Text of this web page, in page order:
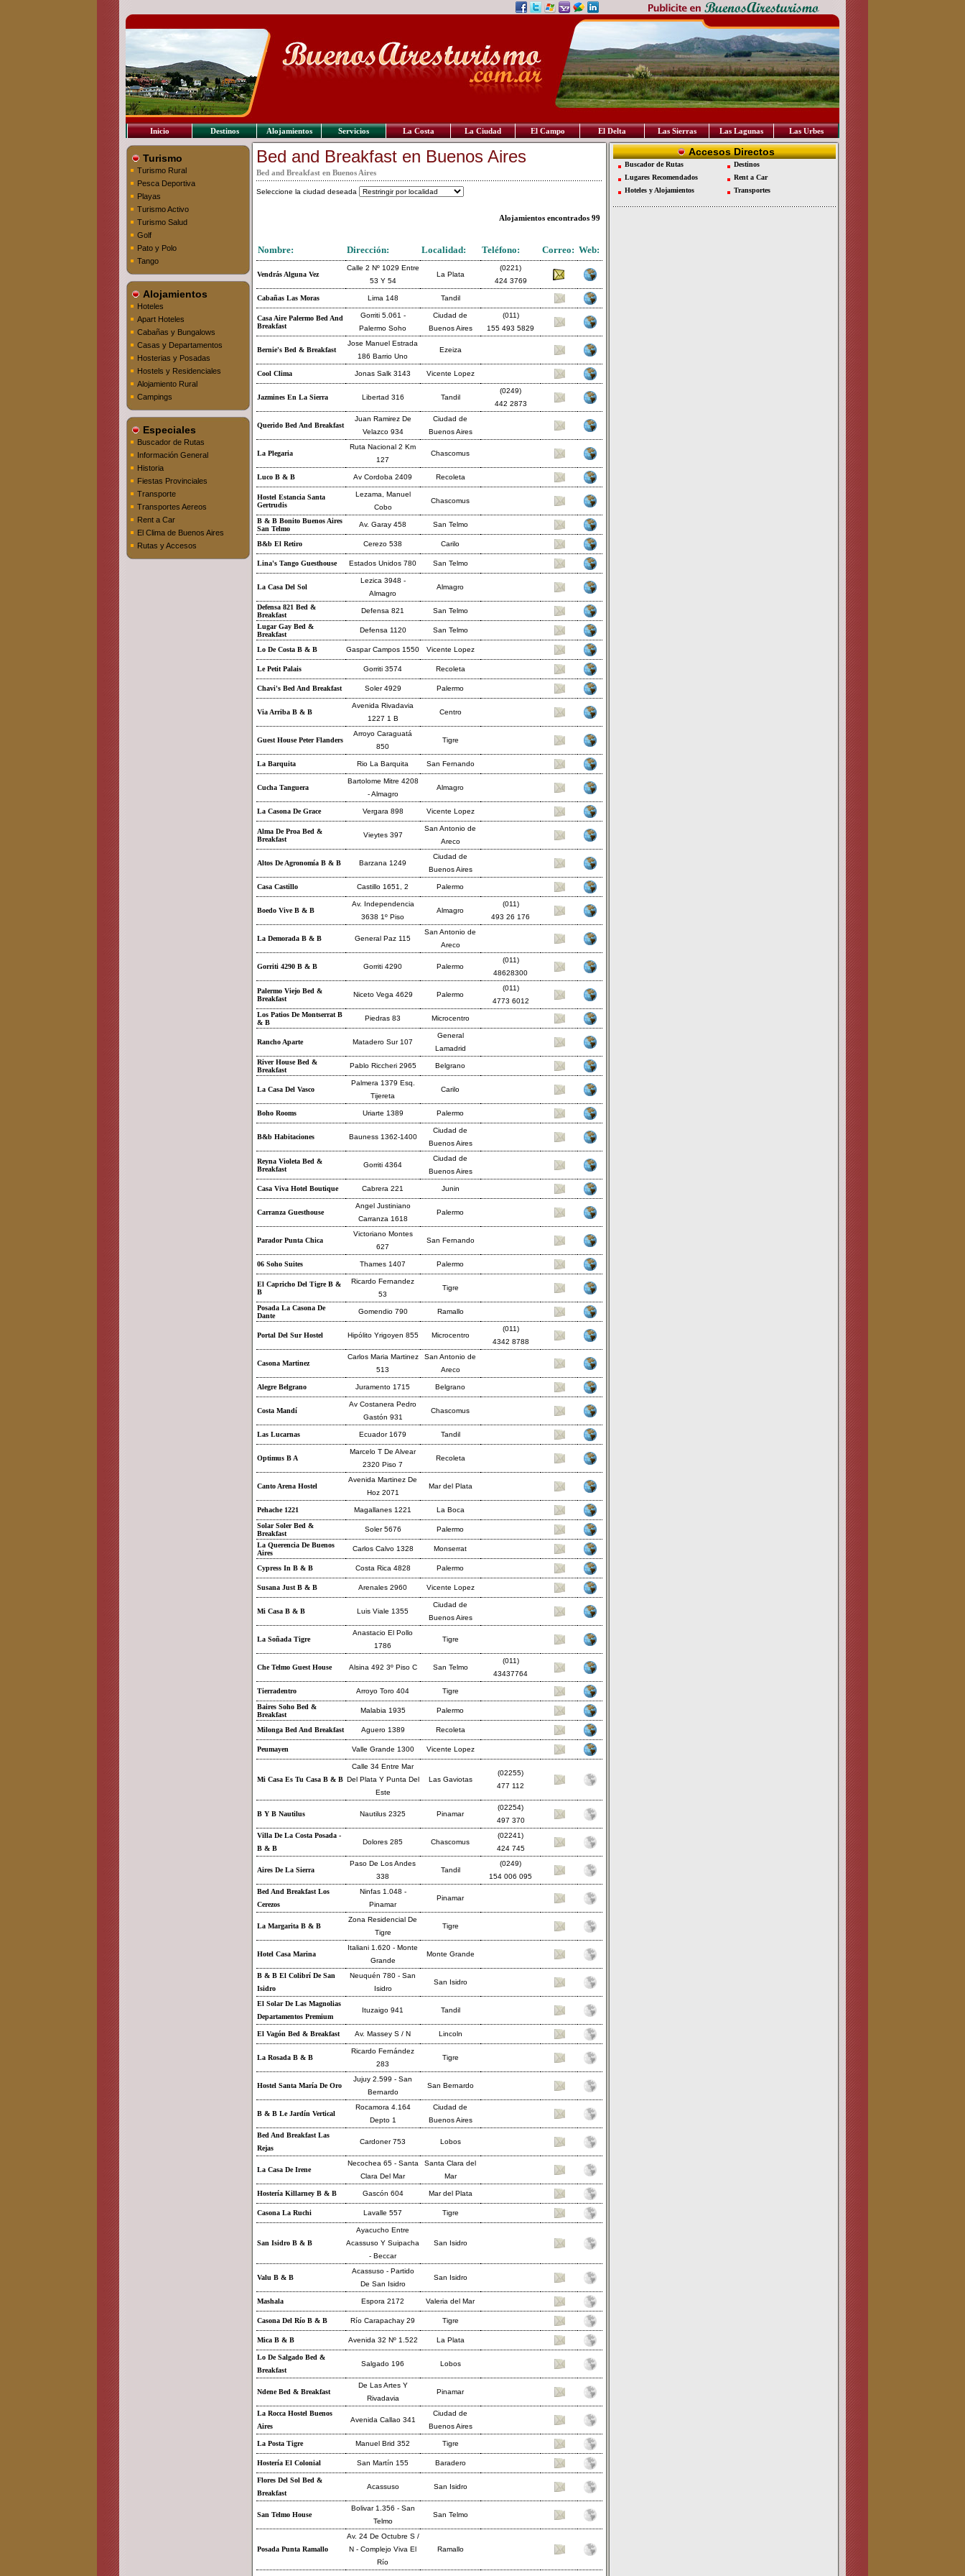
Inicio Destinos Alojamientos Servicios La Costa La Ciudad El Campo El Delta Las Sierras Las Lagunas Las Urbes
Turismo
Turismo Rural
Pesca Deportiva
Playas
Turismo Activo
Turismo Salud
Golf
Pato y Polo
Tango
Alojamientos
Hoteles
Apart Hoteles
Cabañas y Bungalows
Casas y Departamentos
Hosterias y Posadas
Hostels y Residenciales
Alojamiento Rural
Campings
Especiales
Buscador de Rutas
Información General
Historia
Fiestas Provinciales
Transporte
Transportes Aereos
Rent a Car
El Clima de Buenos Aires
Rutas y Accesos
Bed and Breakfast en Buenos Aires
Bed and Breakfast en Buenos Aires
Seleccione la ciudad deseada
Alojamientos encontrados 99
Nombre: Dirección: Localidad: Teléfono: Correo: Web:
Vendrás Alguna Vez
Calle 2 Nº 1029 Entre
53 Y 54
La Plata
(0221)
424 3769
Cabañas Las Moras Lima 148 Tandil
Casa Aire Palermo Bed And
Breakfast
Gorriti 5.061 -
Palermo Soho
Ciudad de
Buenos Aires
(011)
155 493 5829
Bernie's Bed & Breakfast
Jose Manuel Estrada
186 Barrio Uno
Ezeiza
Cool Clima Jonas Salk 3143 Vicente Lopez
Jazmines En La Sierra Libertad 316 Tandil
(0249)
442 2873
Querido Bed And Breakfast
Juan Ramirez De
Velazco 934
Ciudad de
Buenos Aires
La Plegaria
Ruta Nacional 2 Km
127
Chascomus
Luco B & B Av Cordoba 2409 Recoleta
Hostel Estancia Santa
Gertrudis
Lezama, Manuel
Cobo
Chascomus
B & B Bonito Buenos Aires
San Telmo
Av. Garay 458 San Telmo
B&b El Retiro Cerezo 538 Carilo
Lina's Tango Guesthouse Estados Unidos 780 San Telmo
La Casa Del Sol
Lezica 3948 -
Almagro
Almagro
Defensa 821 Bed &
Breakfast
Defensa 821
San Telmo
Lugar Gay Bed &
Breakfast
Defensa 1120 San Telmo
Lo De Costa B & B Gaspar Campos 1550 Vicente Lopez
Le Petit Palais Gorriti 3574 Recoleta
Chavi's Bed And Breakfast Soler 4929 Palermo
Via Arriba B & B
Avenida Rivadavia
1227 1 B
Centro
Guest House Peter Flanders
Arroyo Caraguatá
850
Tigre
La Barquita Rio La Barquita San Fernando
Cucha Tanguera
Bartolome Mitre 4208
- Almagro
Almagro
La Casona De Grace Vergara 898 Vicente Lopez
Alma De Proa Bed &
Breakfast
Vieytes 397
San Antonio de
Areco
Altos De Agronomía B & B Barzana 1249
Ciudad de
Buenos Aires
Casa Castillo Castillo 1651, 2 Palermo
Boedo Vive B & B
Av. Independencia
3638 1º Piso
Almagro
(011)
493 26 176
La Demorada B & B General Paz 115
San Antonio de
Areco
Gorriti 4290 B & B Gorriti 4290 Palermo
(011)
48628300
Palermo Viejo Bed &
Breakfast
Niceto Vega 4629 Palermo
(011)
4773 6012
Los Patios De Montserrat B
& B
Piedras 83 Microcentro
Rancho Aparte Matadero Sur 107
General
Lamadrid
River House Bed &
Breakfast
Pablo Riccheri 2965 Belgrano
La Casa Del Vasco
Palmera 1379 Esq.
Tijereta
Carilo
Boho Rooms Uriarte 1389 Palermo
B&b Habitaciones Bauness 1362-1400
Ciudad de
Buenos Aires
Reyna Violeta Bed &
Breakfast
Gorriti 4364
Ciudad de
Buenos Aires
Casa Viva Hotel Boutique Cabrera 221 Junin
Carranza Guesthouse
Angel Justiniano
Carranza 1618
Palermo
Parador Punta Chica
Victoriano Montes
627
San Fernando
06 Soho Suites Thames 1407 Palermo
El Capricho Del Tigre B &
B
Ricardo Fernandez
53
Tigre
Posada La Casona De
Dante
Gomendio 790 Ramallo
Portal Del Sur Hostel Hipólito Yrigoyen 855 Microcentro
(011)
4342 8788
Casona Martinez
Carlos Maria Martinez
513
San Antonio de
Areco
Alegre Belgrano Juramento 1715 Belgrano
Costa Mandí
Av Costanera Pedro
Gastón 931
Chascomus
Las Lucarnas Ecuador 1679 Tandil
Optimus B A
Marcelo T De Alvear
2320 Piso 7
Recoleta
Canto Arena Hostel
Avenida Martinez De
Hoz 2071
Mar del Plata
Pehache 1221 Magallanes 1221
La Boca
Solar Soler Bed &
Breakfast
Soler 5676
Palermo
La Querencia De Buenos
Aires
Carlos Calvo 1328 Monserrat
Cypress In B & B Costa Rica 4828 Palermo
Susana Just B & B Arenales 2960 Vicente Lopez
Mi Casa B & B Luis Viale 1355
Ciudad de
Buenos Aires
La Soñada Tigre
Anastacio El Pollo
1786
Tigre
Che Telmo Guest House Alsina 492 3º Piso C San Telmo
(011)
43437764
Tierradentro Arroyo Toro 404
Tigre
Baires Soho Bed &
Breakfast
Malabia 1935 Palermo
Milonga Bed And Breakfast Aguero 1389 Recoleta
Peumayen Valle Grande 1300 Vicente Lopez
Mi Casa Es Tu Casa B & B
Calle 34 Entre Mar
Del Plata Y Punta Del
Este
Las Gaviotas
(02255)
477 112
B Y B Nautilus Nautilus 2325 Pinamar
(02254)
497 370
Villa De La Costa Posada -
B & B
Dolores 285 Chascomus
(02241)
424 745
Aires De La Sierra
Paso De Los Andes
338
Tandil
(0249)
154 006 095
Bed And Breakfast Los
Cerezos
Ninfas 1.048 -
Pinamar
Pinamar
La Margarita B & B
Zona Residencial De
Tigre
Tigre
Hotel Casa Marina
Italiani 1.620 - Monte
Grande
Monte Grande
B & B El Colibrí De San
Isidro
Neuquén 780 - San
Isidro
San Isidro
El Solar De Las Magnolias
Departamentos Premium
Ituzaigo 941 Tandil
El Vagón Bed & Breakfast Av. Massey S / N Lincoln
La Rosada B & B
Ricardo Fernández
283
Tigre
Hostel Santa María De Oro
Jujuy 2.599 - San
Bernardo
San Bernardo
B & B Le Jardín Vertical
Rocamora 4.164
Depto 1
Ciudad de
Buenos Aires
Bed And Breakfast Las
Rejas
Cardoner 753 Lobos
La Casa De Irene
Necochea 65 - Santa
Clara Del Mar
Santa Clara del
Mar
Hostería Killarney B & B Gascón 604 Mar del Plata
Casona La Ruchi Lavalle 557 Tigre
San Isidro B & B
Ayacucho Entre
Acassuso Y Suipacha
- Beccar
San Isidro
Valu B & B
Acassuso - Partido
De San Isidro
San Isidro
Mashala Espora 2172 Valeria del Mar
Casona Del Río B & B Río Carapachay 29 Tigre
Mica B & B Avenida 32 Nº 1.522 La Plata
Lo De Salgado Bed &
Breakfast
Salgado 196 Lobos
Ndene Bed & Breakfast
De Las Artes Y
Rivadavia
Pinamar
La Rocca Hostel Buenos
Aires
Avenida Callao 341
Ciudad de
Buenos Aires
La Posta Tigre Manuel Brid 352 Tigre
Hostería El Colonial San Martín 155 Baradero
Flores Del Sol Bed &
Breakfast
Acassuso San Isidro
San Telmo House
Bolivar 1.356 - San
Telmo
San Telmo
Posada Punta Ramallo
Av. 24 De Octubre S /
N - Complejo Viva El
Río
Ramallo
Accesos Directos
Buscador de Rutas
Lugares Recomendados
Hoteles y Alojamientos
Destinos
Rent a Car
Transportes